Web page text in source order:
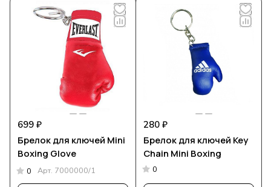
699 ₽
Брелок для ключей Mini
Boxing Glove
0 Арт. 7000000/1
280 ₽
Брелок для ключей Key
Chain Mini Boxing
0